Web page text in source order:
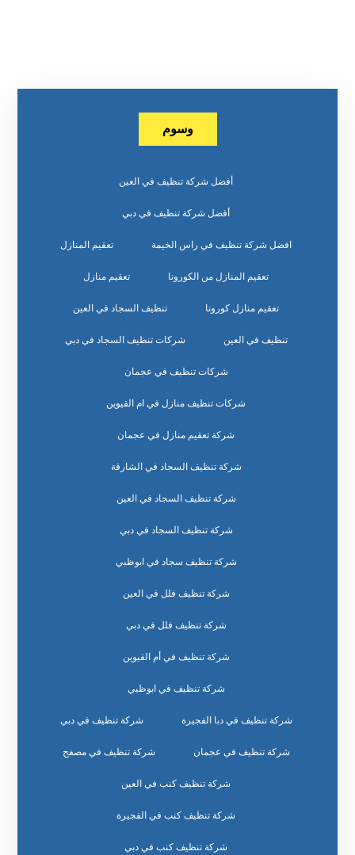
وسوم
أفضل شركة تنظيف في العين
أفضل شركة تنظيف في دبي
افضل شركة تنظيف في راس الخيمة تعقيم المنازل
تعقيم المنازل من الكورونا تعقيم منازل
تعقيم منازل كورونا تنظيف السجاد في العين
تنظيف في العين شركات تنظيف السجاد في دبي
شركات تنظيف في عجمان
شركات تنظيف منازل في ام القيوين
شركة تعقيم منازل في عجمان
شركة تنظيف السجاد في الشارقة
شركة تنظيف السجاد في العين
شركة تنظيف السجاد في دبي
شركة تنظيف سجاد في ابوظبي
شركة تنظيف فلل في العين
شركة تنظيف فلل في دبي
شركة تنظيف في أم القيوين
شركة تنظيف في ابوظبي
شركة تنظيف في دبا الفجيرة شركة تنظيف في دبي
شركة تنظيف في عجمان شركة تنظيف في مصفح
شركة تنظيف كنب في العين
شركة تنظيف كنب في الفجيرة
شركة تنظيف كنب في دبي